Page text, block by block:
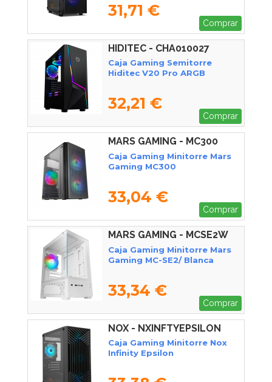
31,71 €
Comprar
HIDITEC - CHA010027
Caja Gaming Semitorre
Hiditec V20 Pro ARGB
32,21 €
Comprar
MARS GAMING - MC300
Caja Gaming Minitorre Mars
Gaming MC300
33,04 €
Comprar
MARS GAMING - MCSE2W
Caja Gaming Minitorre Mars
Gaming MC-SE2/ Blanca
33,34 €
Comprar
NOX - NXINFTYEPSILON
Caja Gaming Minitorre Nox
Infinity Epsilon